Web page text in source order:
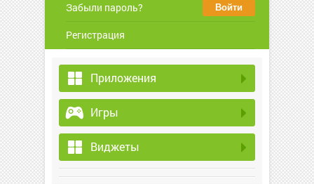
Забыли пароль?
Регистрация
Приложения
Игры
Виджеты